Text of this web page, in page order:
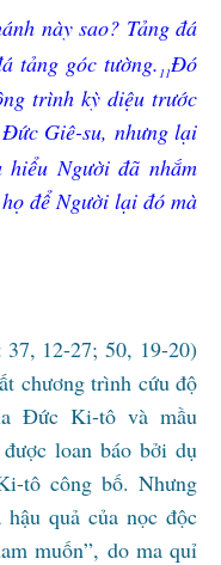
này sao? Tảng đá
tảng góc tường. 11Đó
trình kỳ diệu trước
Giê-su, nhưng lại
Người đã nhắm
để Người lại đó mà
12-27; 50, 19-20)
chương trình cứu độ
Đức Ki-tô và mầu
loan báo bởi dụ
tô công bố. Nhưng
quả của nọc độc
muốn”, do ma quỉ